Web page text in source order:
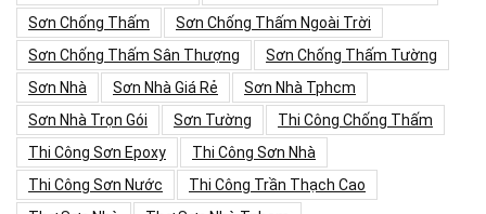
Sơn Chống Thấm
Sơn Chống Thấm Ngoài Trời
Sơn Chống Thấm Sân Thượng
Sơn Chống Thấm Tường
Sơn Nhà
Sơn Nhà Giá Rẻ
Sơn Nhà Tphcm
Sơn Nhà Trọn Gói
Sơn Tường
Thi Công Chống Thấm
Thi Công Sơn Epoxy
Thi Công Sơn Nhà
Thi Công Sơn Nước
Thi Công Trần Thạch Cao